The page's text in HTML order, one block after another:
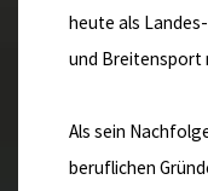
heute als
und Breitensport
Als sein
beruflichen